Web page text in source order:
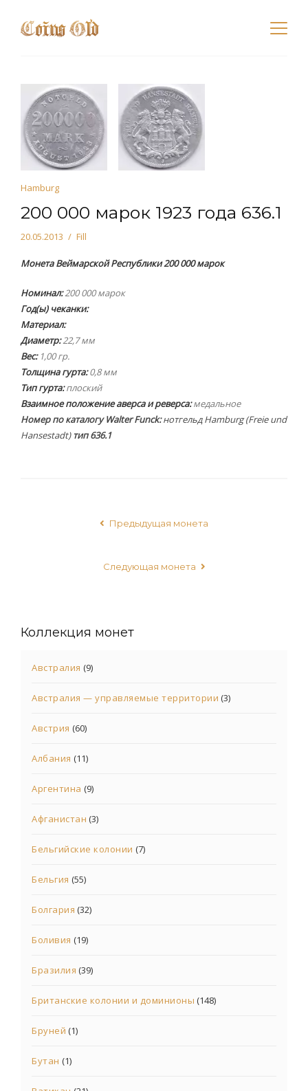
Hamburg
200 000 марок 1923 года 636.1
20.05.2013 Fill
Монета Веймарской Республики 200 000 марок
Номинал:200 000 марок
Год(ы) чеканки:
Материал:
Диаметр:22,7 мм
Вес: 1,00 гр.
Толщина гурта:0,8 мм
Тип гурта:плоский
Взаимное положение аверса и реверса:медальное
Номер по каталогу Walter Funck:нотгельд Hamburg (Freie und
Hansestadt)тип 636.1
Предыдущая монета
Следующая монета
Коллекция монет
Австралия (9)
Австралия — управляемые территории (3)
Австрия (60)
Албания (11)
Аргентина (9)
Афганистан (3)
Бельгийские колонии (7)
Бельгия (55)
Болгария (32)
Боливия (19)
Бразилия (39)
Британские колонии и доминионы (148)
Бруней (1)
Бутан (1)